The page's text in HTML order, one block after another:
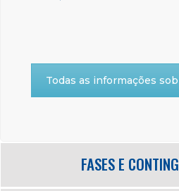
Todas as informações
FASES E